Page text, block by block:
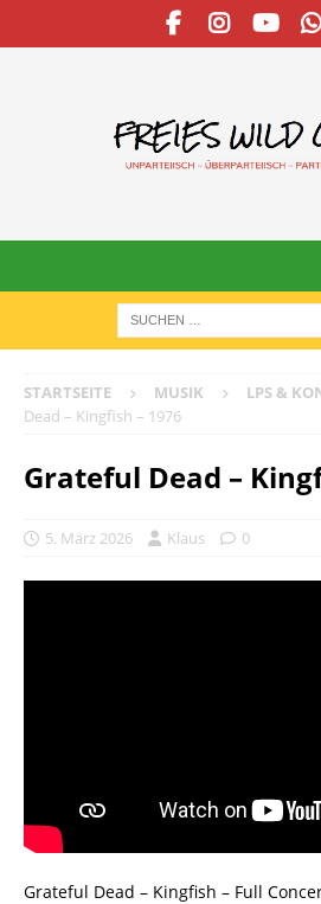
STARTSEITE MUSIK LPS &
Dead – Kingfish – 1976
Grateful Dead –
5. März 2026 Klaus 0
Grateful Dead – Kingfish – Full